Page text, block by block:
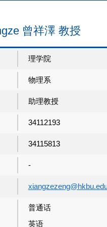
曾祥澤 教授
理学院
物理系
助理教授
34112193
34115813
-
普通话
英语